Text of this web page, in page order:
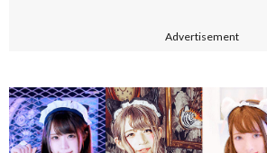
Advertisement